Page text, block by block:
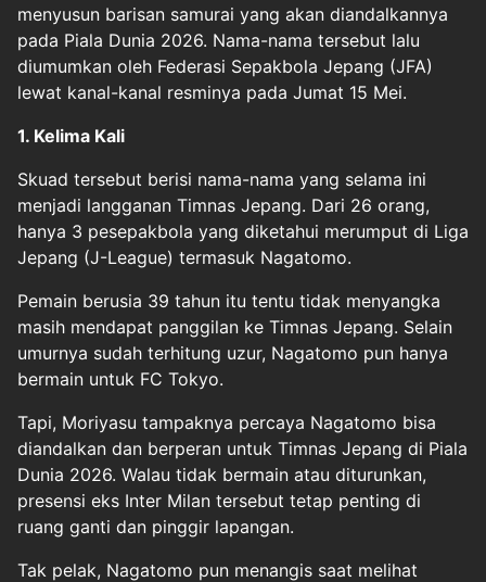
menyusun barisan samurai yang akan diandalkannya
pada Piala Dunia 2026. Nama-nama tersebut lalu
diumumkan oleh Federasi Sepakbola Jepang (JFA)
lewat kanal-kanal resminya pada Jumat 15 Mei.
1. Kelima Kali
Skuad tersebut berisi nama-nama yang selama ini
menjadi langganan Timnas Jepang. Dari 26 orang,
hanya 3 pesepakbola yang diketahui merumput di Liga
Jepang (J-League) termasuk Nagatomo.
Pemain berusia 39 tahun itu tentu tidak menyangka
masih mendapat panggilan ke Timnas Jepang. Selain
umurnya sudah terhitung uzur, Nagatomo pun hanya
bermain untuk FC Tokyo.
Tapi, Moriyasu tampaknya percaya Nagatomo bisa
diandalkan dan berperan untuk Timnas Jepang di Piala
Dunia 2026. Walau tidak bermain atau diturunkan,
presensi eks Inter Milan tersebut tetap penting di
ruang ganti dan pinggir lapangan.
Tak pelak, Nagatomo pun menangis saat melihat